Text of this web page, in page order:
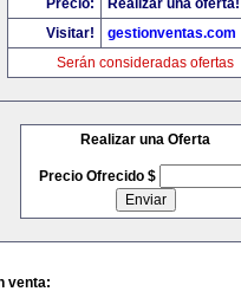
Precio:
Realizar una oferta!
Visitar!
gestionventas.com
Serán consideradas ofertas
Realizar una Oferta
Precio Ofrecido $
venta: